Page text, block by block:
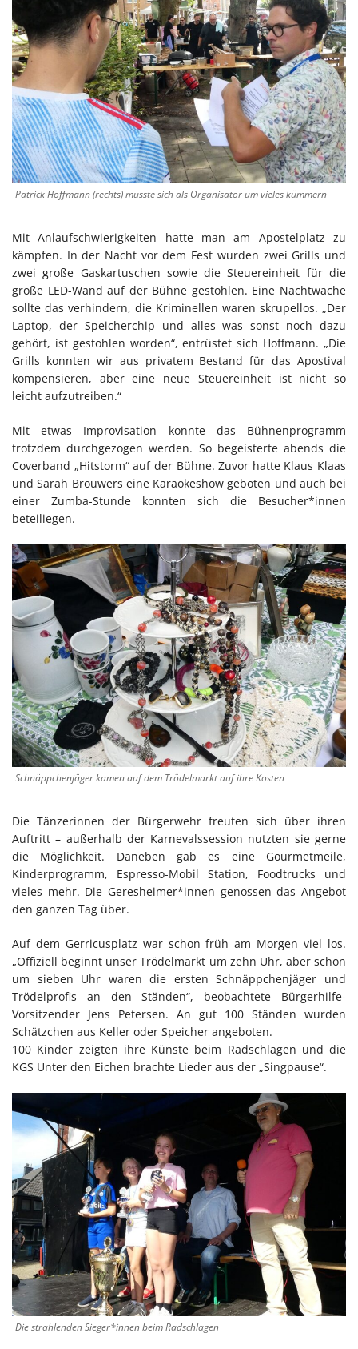
Patrick Hoffmann (rechts) musste sich als Organisator um vieles kümmern
Mit Anlaufschwierigkeiten hatte man am Apostelplatz zu
kämpfen. In der Nacht vor dem Fest wurden zwei Grills und
zwei große Gaskartuschen sowie die Steuereinheit für die
große LED-Wand auf der Bühne gestohlen. Eine Nachtwache
sollte das verhindern, die Kriminellen waren skrupellos. „Der
Laptop, der Speicherchip und alles was sonst noch dazu
gehört, ist gestohlen worden“, entrüstet sich Hoffmann. „Die
Grills konnten wir aus privatem Bestand für das Apostival
kompensieren, aber eine neue Steuereinheit ist nicht so
leicht aufzutreiben.“
Mit etwas Improvisation konnte das Bühnenprogramm
trotzdem durchgezogen werden. So begeisterte abends die
Coverband „Hitstorm“ auf der Bühne. Zuvor hatte Klaus Klaas
und Sarah Brouwers eine Karaokeshow geboten und auch bei
einer Zumba-Stunde konnten sich die Besucher*innen
beteiliegen.
Schnäppchenjäger kamen auf dem Trödelmarkt auf ihre Kosten
Die Tänzerinnen der Bürgerwehr freuten sich über ihren
Auftritt – außerhalb der Karnevalssession nutzten sie gerne
die Möglichkeit. Daneben gab es eine Gourmetmeile,
Kinderprogramm, Espresso-Mobil Station, Foodtrucks und
vieles mehr. Die Geresheimer*innen genossen das Angebot
den ganzen Tag über.
Auf dem Gerricusplatz war schon früh am Morgen viel los.
„Offiziell beginnt unser Trödelmarkt um zehn Uhr, aber schon
um sieben Uhr waren die ersten Schnäppchenjäger und
Trödelprofis an den Ständen“, beobachtete Bürgerhilfe-
Vorsitzender Jens Petersen. An gut 100 Ständen wurden
Schätzchen aus Keller oder Speicher angeboten.
100 Kinder zeigten ihre Künste beim Radschlagen und die
KGS Unter den Eichen brachte Lieder aus der „Singpause“.
Die strahlenden Sieger*innen beim Radschlagen